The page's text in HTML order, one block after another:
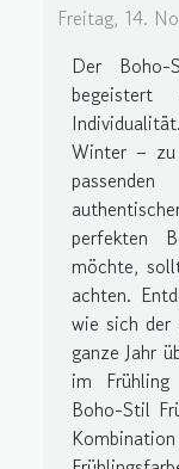
Freitag, 14.
Der
Winter –
perfekten
möchte,
achten.
wie sich der
ganze Jahr
im
Boho-Stil